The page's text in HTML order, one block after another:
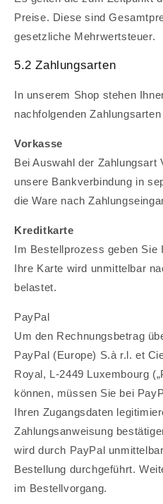
Preise. Diese sind
gesetzliche Mehrwertsteuer.
5.2 Zahlungsarten
In unserem Shop stehen
nachfolgenden
Vorkasse
Bei Auswahl der Zahlungsart
unsere Bankverbindung in
die Ware nach
Kreditkarte
Im Bestellprozess geben Sie
Ihre Karte wird unmittelbar
belastet.
PayPal
Um den Rechnungsbetrag
PayPal (Europe) S.à r.l. et
Royal, L-2449 Luxembourg
können, müssen Sie bei
Ihren Zugangsdaten
Zahlungsanweisung
wird durch PayPal
Bestellung durchgeführt.
im Bestellvorgang.